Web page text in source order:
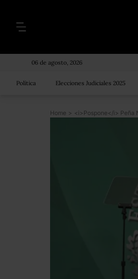
06 de agosto, 2026
Política Elecciones Judiciales 2025
Home >